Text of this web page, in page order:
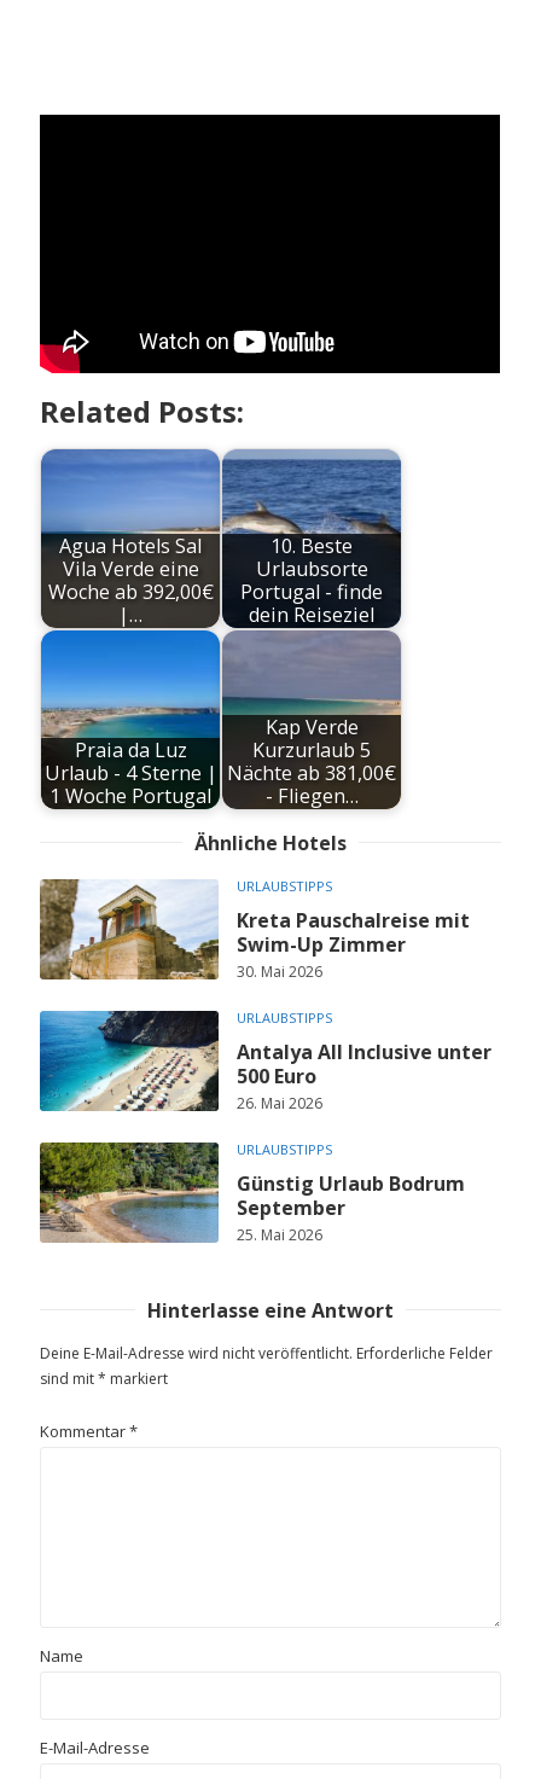
Related Posts:
Agua Hotels Sal
Vila Verde eine
Woche ab 392,00€
|…
10. Beste
Urlaubsorte
Portugal - finde
dein Reiseziel
Praia da Luz
Urlaub - 4 Sterne |
1 Woche Portugal
Kap Verde
Kurzurlaub 5
Nächte ab 381,00€
- Fliegen…
Ähnliche Hotels
URLAUBSTIPPS
Kreta Pauschalreise mit
Swim-Up Zimmer
30. Mai 2026
URLAUBSTIPPS
Antalya All Inclusive unter
500 Euro
26. Mai 2026
URLAUBSTIPPS
Günstig Urlaub Bodrum
September
25. Mai 2026
Hinterlasse eine Antwort
Deine E-Mail-Adresse wird nicht veröffentlicht. Erforderliche Felder
sind mit* markiert
Kommentar*
Name
E-Mail-Adresse